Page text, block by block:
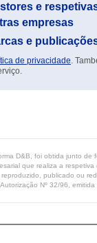
e
empresas
e
de privacidade.
D&B, foi obtida junto
que realiza a
publicado ou
Nº 32/96, emitida